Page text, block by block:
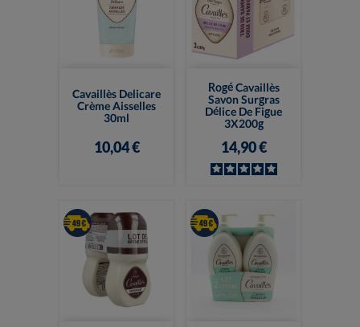
Cavaillès Delicare
Crème Aisselles
30ml
10,04 €
Rogé Cavaillès
Savon Surgras
Délice De Figue
3X200g
14,90 €